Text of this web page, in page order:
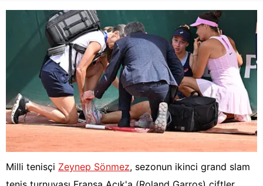
Milli tenisçi Zeynep Sönmez, sezonun ikinci grand slam